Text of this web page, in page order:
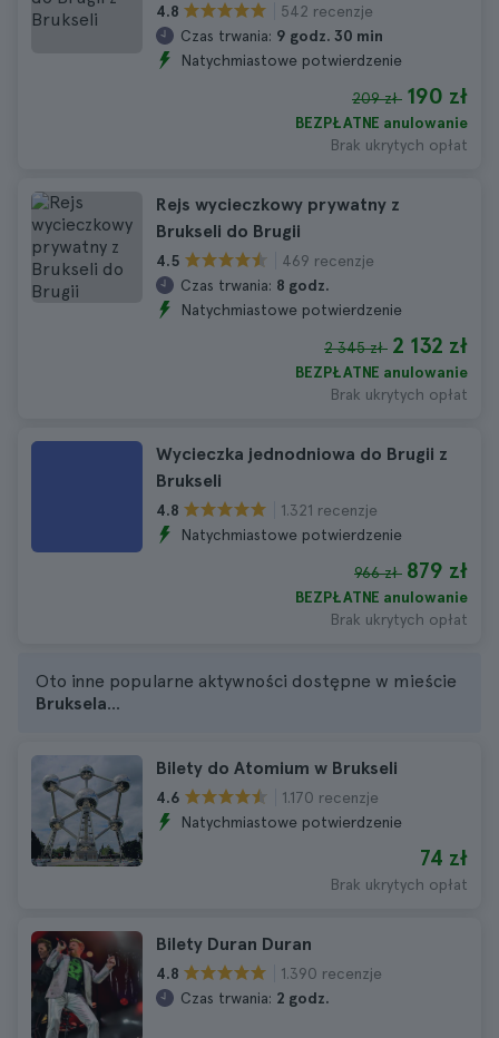
4.8
542 recenzje
Czas trwania: 9 godz. 30 min
Natychmiastowe potwierdzenie
209 zł 190 zł
BEZPŁATNE anulowanie
Brak ukrytych opłat
Rejs wycieczkowy prywatny z
Brukseli do Brugii
4.5
469 recenzje
Czas trwania: 8 godz.
Natychmiastowe potwierdzenie
2 345 zł 2 132 zł
BEZPŁATNE anulowanie
Brak ukrytych opłat
Wycieczka jednodniowa do Brugii z
Brukseli
4.8
1.321 recenzje
Natychmiastowe potwierdzenie
966 zł 879 zł
BEZPŁATNE anulowanie
Brak ukrytych opłat
Oto inne popularne aktywności dostępne w mieście
Bruksela...
Bilety do Atomium w Brukseli
4.6
1.170 recenzje
Natychmiastowe potwierdzenie
74 zł
Brak ukrytych opłat
Bilety Duran Duran
4.8
1.390 recenzje
Czas trwania: 2 godz.